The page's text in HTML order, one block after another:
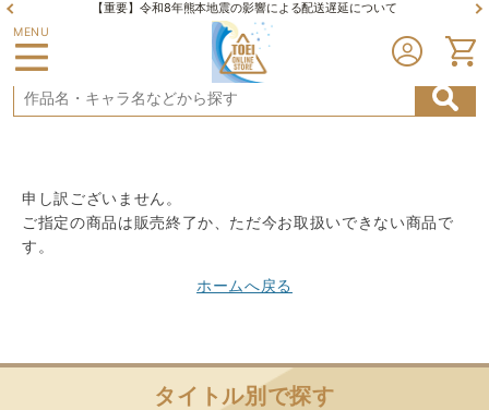
【重要】令和8年熊本地震の影響による配送遅延について
MENU
申し訳ございません。
ご指定の商品は販売終了か、ただ今お取扱いできない商品で
す。
ホームへ戻る
タイトル別で探す